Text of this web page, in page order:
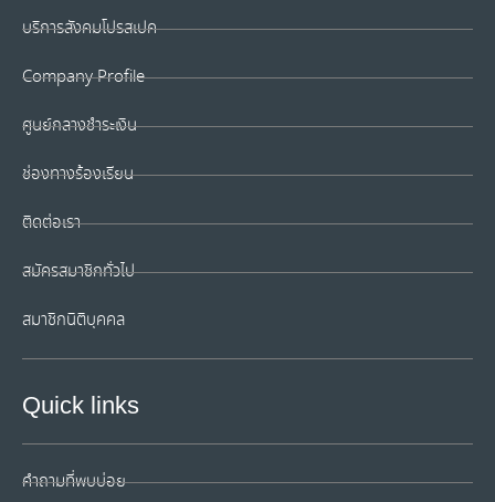
บริการสังคมโปรสเปค
Company Profile
ศูนย์กลางชำระเงิน
ช่องทางร้องเรียน
ติดต่อเรา
สมัครสมาชิกทั่วไป
สมาชิกนิติบุคคล
Quick links
คำถามที่พบบ่อย